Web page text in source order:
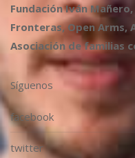
Fundación Iván
Fronteras, Open Arms,
Asociación de familias
Síguenos
facebook
twitter